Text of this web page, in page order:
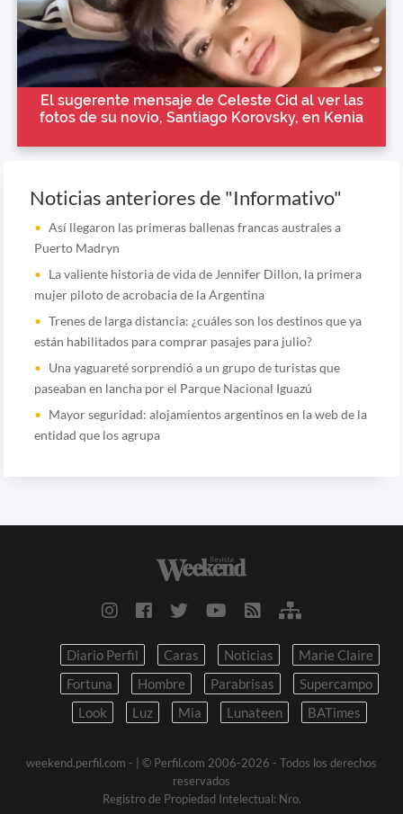
El sugerente mensaje de Celeste Cid al ver las
fotos de su novio, Santiago Korovsky, en Kenia
Noticias anteriores de "Informativo"
Así llegaron las primeras ballenas francas australes a
Puerto Madryn
La valiente historia de vida de Jennifer Dillon, la primera
mujer piloto de acrobacia de la Argentina
Trenes de larga distancia: ¿cuáles son los destinos que ya
están habilitados para comprar pasajes para julio?
Una yaguareté sorprendió a un grupo de turistas que
paseaban en lancha por el Parque Nacional Iguazú
Mayor seguridad: alojamientos argentinos en la web de la
entidad que los agrupa
Diario Perfil Caras Noticias
Marie Claire
Fortuna
Hombre Parabrisas
Supercampo
Look
Luz Mia Lunateen BATimes
weekend.perfil.com -
| © Perfil.com 2006-2026 - Todos los derechos
reservados
Registro de Propiedad Intelectual: Nro.